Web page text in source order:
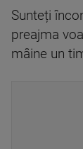
Sunteți
preajma
mâine un